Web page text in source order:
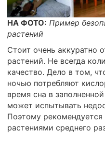
НА ФОТО: Пример
растений
Стоит очень аккуратно
растений. Не всегда
качество. Дело в том,
ночью потребляют
время сна в
может испытывать
Поэтому рекомендуется
растениями среднего